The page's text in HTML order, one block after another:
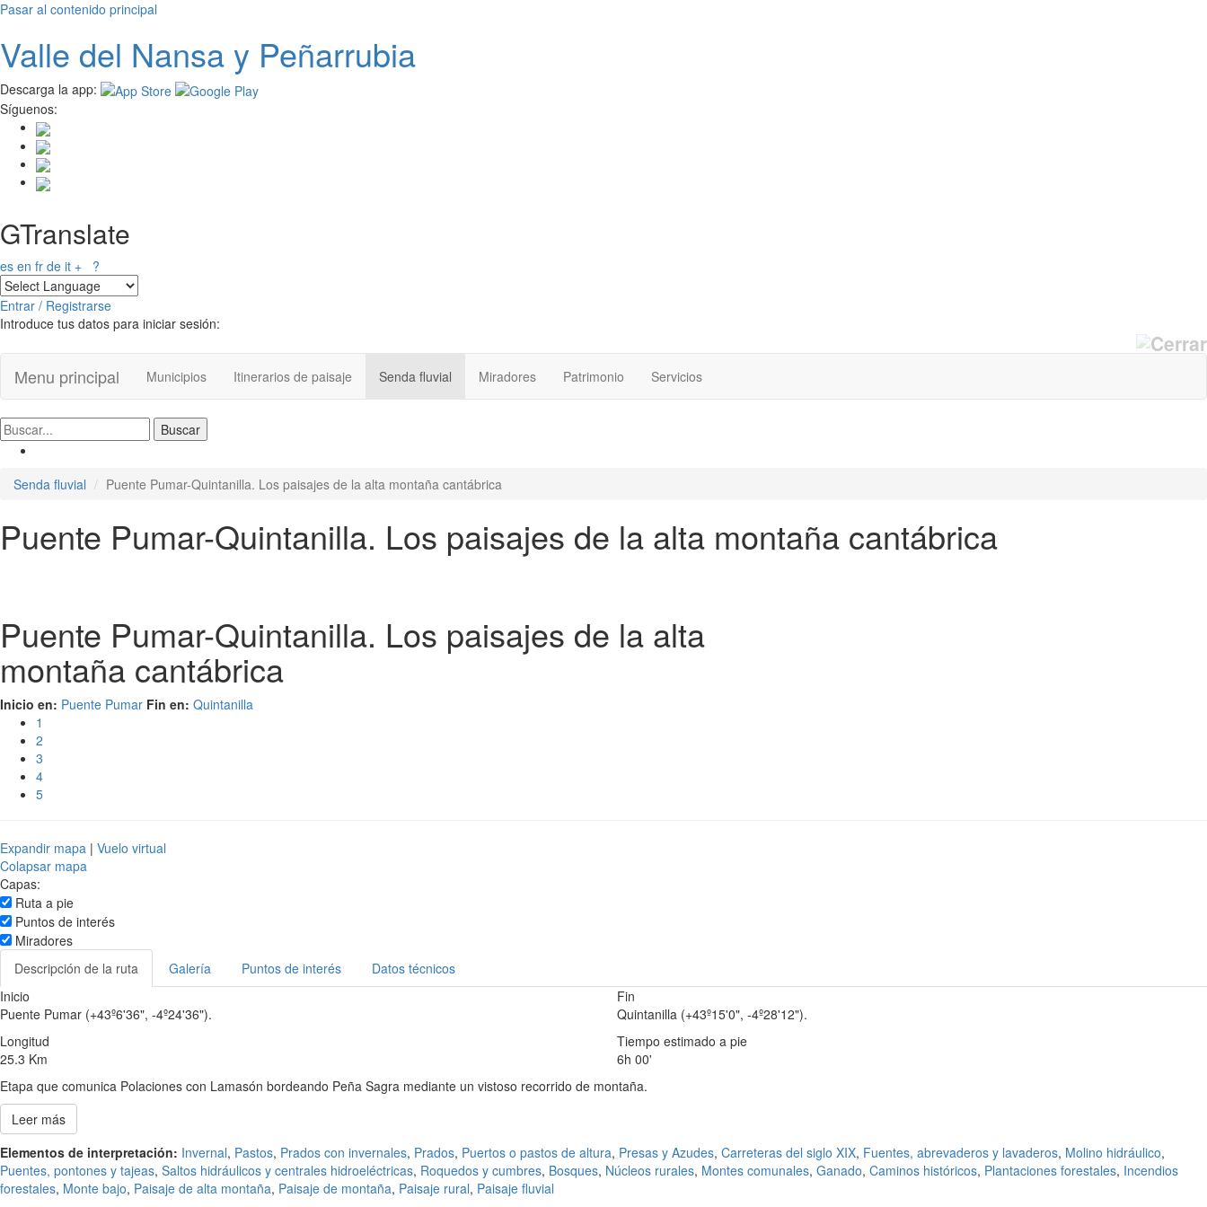
Pasar al contenido principal
Valle del Nansay Peñarrubia
Descarga la app:
Síguenos:
GTranslate
es en fr de it + ?
Entrar / Registrarse
Introduce tus datos para iniciar sesión:
Menu principal Municipios Itinerarios de paisaje Senda fluvial Miradores Patrimonio Servicios
Senda fluvial Puente Pumar-Quintanilla. Los paisajes de la alta montaña cantábrica
Puente Pumar-Quintanilla. Los paisajes de la alta montaña cantábrica
Puente Pumar-Quintanilla. Los paisajes de la alta
montaña cantábrica
Inicio en: Puente Pumar Fin en: Quintanilla
1
2
3
4
5
Expandir mapa | Vuelo virtual
Colapsar mapa
Capas:
Ruta a pie
Puntos de interés
Miradores
Descripción de la ruta
Galería Puntos de interés
Datos técnicos
Inicio
Puente Pumar (+43º6'36", -4º24'36").
Fin
Quintanilla (+43º15'0", -4º28'12").
Longitud
25.3 Km
Tiempo estimado a pie
6h 00'
Etapa que comunica Polaciones con Lamasón bordeando Peña Sagra mediante un vistoso recorrido de montaña.
Leer más
Elementos de interpretación: Invernal, Pastos, Prados con invernales, Prados, Puertos o pastos de altura, Presas y Azudes, Carreteras del siglo XIX, Fuentes, abrevaderos y lavaderos, Molino hidráulico,
Puentes, pontones y tajeas, Saltos hidráulicos y centrales hidroeléctricas, Roquedos y cumbres, Bosques, Núcleos rurales, Montes comunales, Ganado, Caminos históricos, Plantaciones forestales, Incendios
forestales, Monte bajo, Paisaje de alta montaña, Paisaje de montaña, Paisaje rural, Paisaje fluvial